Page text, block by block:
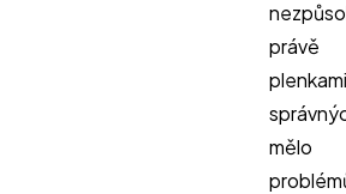
právě
mělo